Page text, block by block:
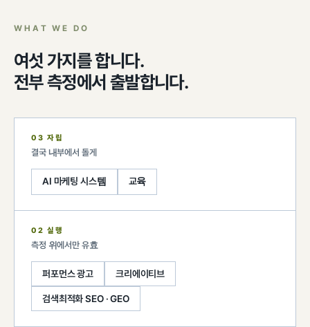
WHAT WE DO
여섯 가지를 합니다.
전부 측정에서 출발합니다.
03 자립
결국 내부에서 돌게
AI 마케팅 시스템 교육
02 실행
측정 위에서만 유효
퍼포먼스 광고 크리에이티브
검색최적화 SEO · GEO